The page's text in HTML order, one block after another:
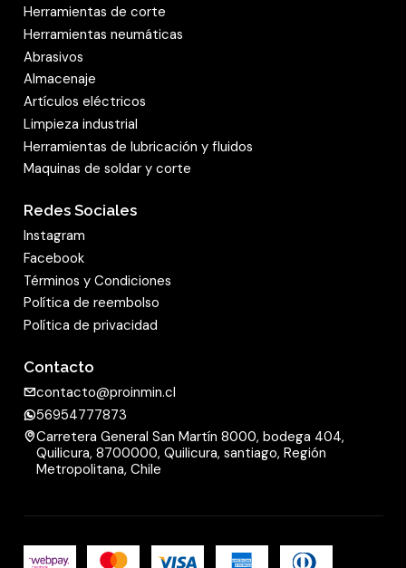
Herramientas de corte
Herramientas neumáticas
Abrasivos
Almacenaje
Artículos eléctricos
Limpieza industrial
Herramientas de lubricación y fluidos
Maquinas de soldar y corte
Redes Sociales
Instagram
Facebook
Términos y Condiciones
Política de reembolso
Política de privacidad
Contacto
contacto@proinmin.cl
56954777873
Carretera General San Martín 8000, bodega 404,
Quilicura, 8700000, Quilicura, santiago, Región
Metropolitana, Chile